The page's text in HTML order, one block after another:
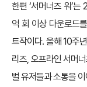
한편 ‘서머너즈 워’
억 회 이상 다운로드
트작이다. 올해 10주
리즈, 오프라인 서머
벌 유저들과 소통을